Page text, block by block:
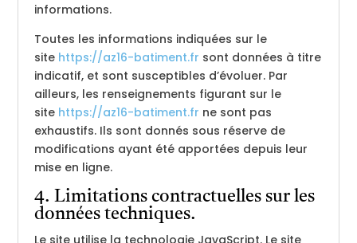
informations.
Toutes les informations indiquées sur le
site https://az16-batiment.fr sont données à titre
indicatif, et sont susceptibles d’évoluer. Par
ailleurs, les renseignements figurant sur le
site https://az16-batiment.fr ne sont pas
exhaustifs. Ils sont donnés sous réserve de
modifications ayant été apportées depuis leur
mise en ligne.
4. Limitations contractuelles sur les
données techniques.
Le site utilise la technologie JavaScript. Le site